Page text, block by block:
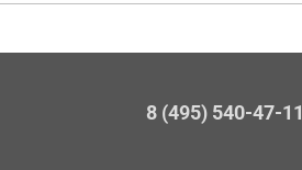
8 (495) 540-47-11